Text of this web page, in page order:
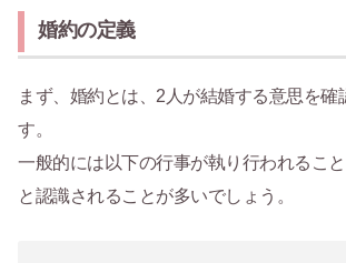
婚約の定義
まず、婚約とは、2人が結婚する意思を確
す。
一般的には以下の行事が執り行われるこ
と認識されることが多いでしょう。